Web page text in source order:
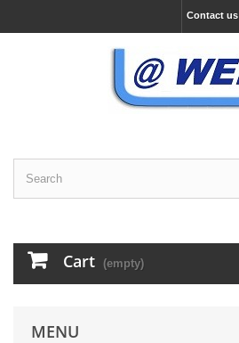
Contact us
Cart (empty)
MENU